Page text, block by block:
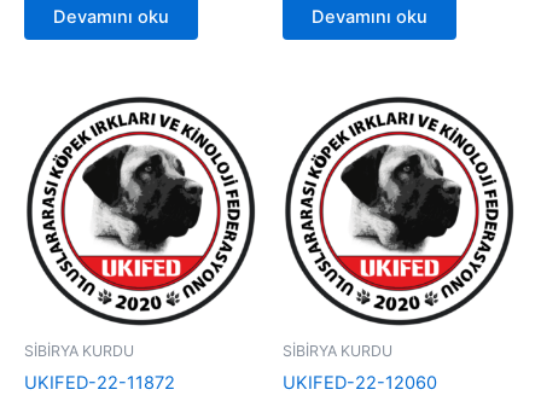
Devamını oku Devamını oku
SİBİRYA KURDU
UKIFED-22-11872
SİBİRYA KURDU
UKIFED-22-12060